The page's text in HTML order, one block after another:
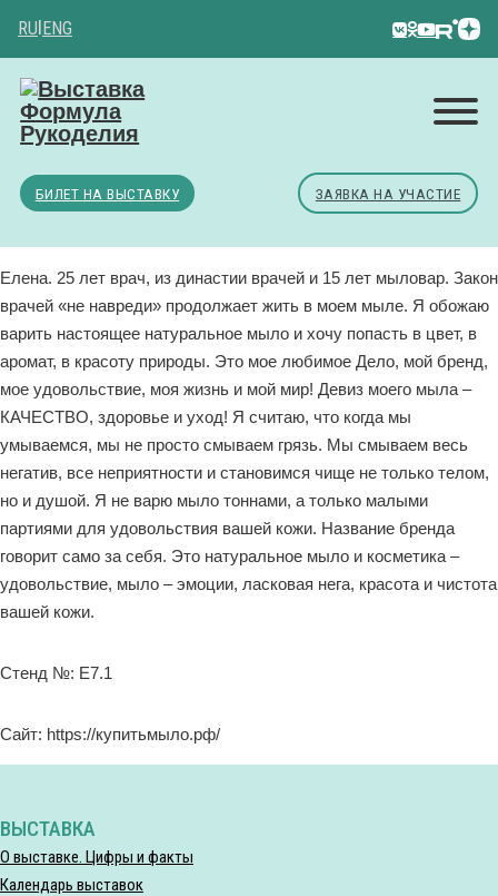
RU ENG
БИЛЕТ НА ВЫСТАВКУ ЗАЯВКА НА УЧАСТИЕ
Елена. 25 лет врач, из династии врачей и 15 лет мыловар. Закон
врачей «не навреди» продолжает жить в моем мыле. Я обожаю
варить настоящее натуральное мыло и хочу попасть в цвет, в
аромат, в красоту природы. Это мое любимое Дело, мой бренд,
мое удовольствие, моя жизнь и мой мир! Девиз моего мыла –
КАЧЕСТВО, здоровье и уход! Я считаю, что когда мы
умываемся, мы не просто смываем грязь. Мы смываем весь
негатив, все неприятности и становимся чище не только телом,
но и душой. Я не варю мыло тоннами, а только малыми
партиями для удовольствия вашей кожи. Название бренда
говорит само за себя. Это натуральное мыло и косметика –
удовольствие, мыло – эмоции, ласковая нега, красота и чистота
вашей кожи.
Стенд №: E7.1
Сайт: https://купитьмыло.рф/
ВЫСТАВКА
О выставке. Цифры и факты
Календарь выставок